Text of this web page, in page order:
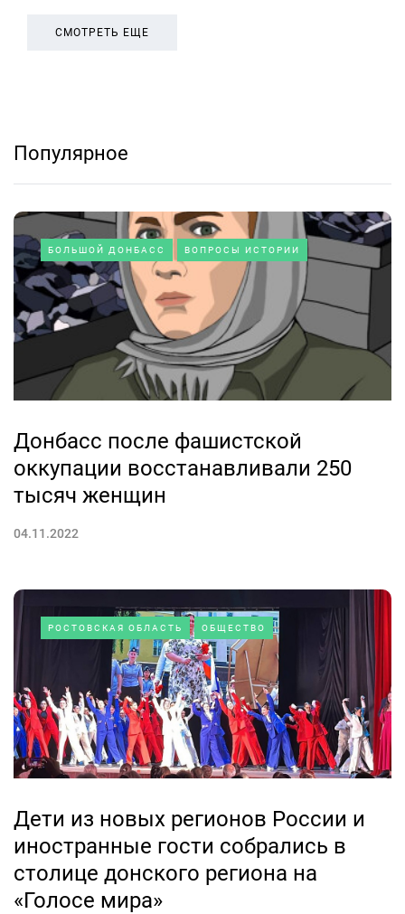
СМОТРЕТЬ ЕЩЕ
Популярное
БОЛЬШОЙ ДОНБАСС ВОПРОСЫ ИСТОРИИ
Донбасс после фашистской
оккупации восстанавливали 250
тысяч женщин
04.11.2022
РОСТОВСКАЯ ОБЛАСТЬ ОБЩЕСТВО
Дети из новых регионов России и
иностранные гости собрались в
столице донского региона на
«Голосе мира»